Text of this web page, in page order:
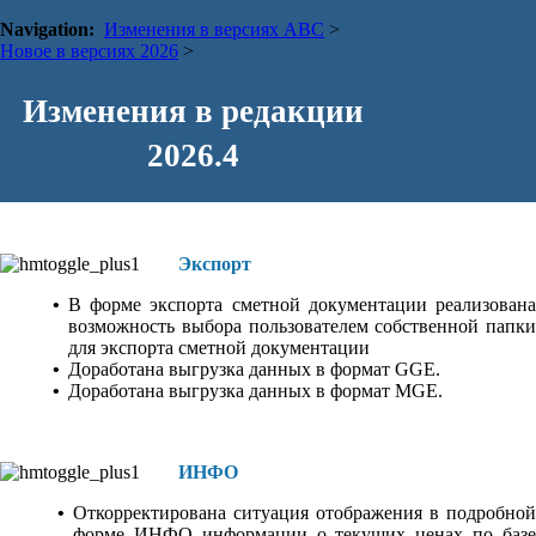
Navigation: Изменения в версиях АВС >
Новое в версиях 2026 >
Изменения в редакции
2026.4
Выходные документы
Откорректирована печать в Excel коэффициента к
Экспорт
• В форме экспорта сметной документации реализована
возможность выбора пользователем собственной папки
для экспорта сметной документации
• Доработана выгрузка данных в формат GGE.
• Доработана выгрузка данных в формат MGE.
ИНФО
• Откорректирована ситуация отображения в подробной